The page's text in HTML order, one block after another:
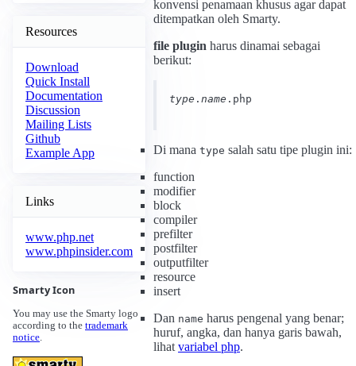
Resources
Download
Quick Install
Documentation
Discussion
Mailing Lists
Github
Example App
Links
www.php.net
www.phpinsider.com
Smarty Icon
You may use the Smarty logo
according to the trademark
notice.
konvensi penamaan khusus agar dapat
ditempatkan oleh Smarty.
file plugin harus dinamai sebagai
berikut:
type . name .php
Di mana type salah satu tipe plugin ini:
function
modifier
block
compiler
prefilter
postfilter
outputfilter
resource
insert
Dan name harus pengenal yang benar;
huruf, angka, dan hanya garis bawah,
lihat variabel php.